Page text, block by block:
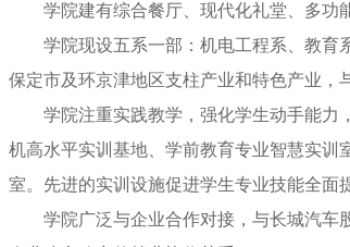
学院建有综合餐厅、现代化礼堂、多功
学院现设五系一部：机电工程系、教育
保定市及环京津地区支柱产业和特色产业，
学院注重实践教学，强化学生动手能力
机高水平实训基地、学前教育专业智慧实训
室。先进的实训设施促进学生专业技能全面
学院广泛与企业合作对接，与长城汽车